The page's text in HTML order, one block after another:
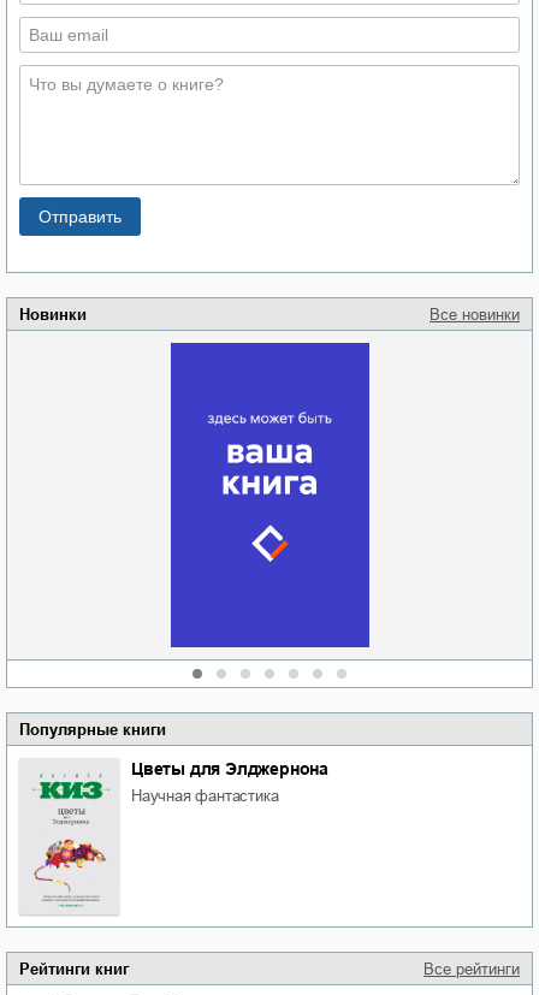
Новинки Все новинки
Популярные книги
Цветы для Элджернона
научная фантастика
Рейтинги книг Все рейтинги